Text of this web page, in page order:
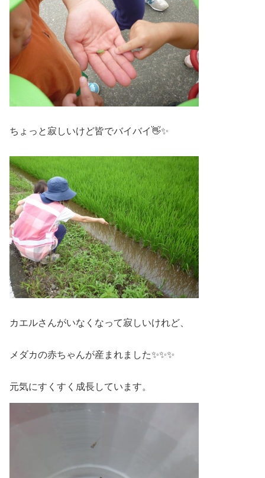
ちょっと寂しいけど皆でバイバイ👋✨
カエルさんがいなくなって寂しいけれど、
メダカの赤ちゃんが産まれました✨✨✨
元気にすくすく成長しています。